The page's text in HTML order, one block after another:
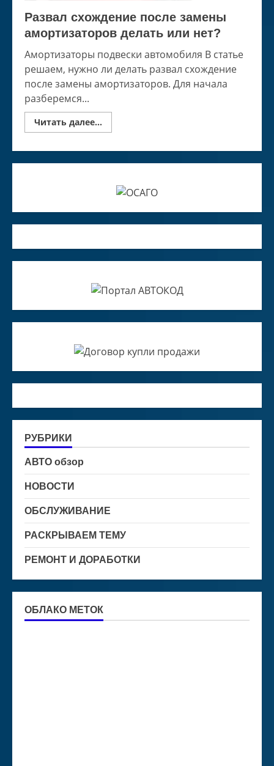
Развал схождение после замены
амортизаторов делать или нет?
Амортизаторы подвески автомобиля В статье
решаем, нужно ли делать развал схождение
после замены амортизаторов. Для начала
разберемся...
Читать далее...
more
после
делать
или
РУБРИКИ
АВТО обзор
НОВОСТИ
ОБСЛУЖИВАНИЕ
РАСКРЫВАЕМ ТЕМУ
РЕМОНТ И ДОРАБОТКИ
ОБЛАКО МЕТОК